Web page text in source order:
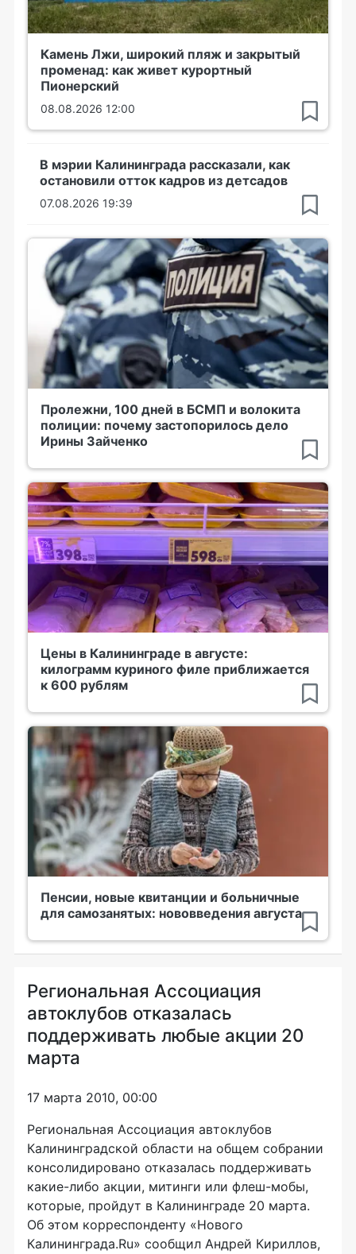
Камень Лжи, широкий пляж и закрытый
променад: как живет курортный
Пионерский
08.08.2026 12:00
В мэрии Калининграда рассказали, как
остановили отток кадров из детсадов
07.08.2026 19:39
Пролежни, 100 дней в БСМП и волокита
полиции: почему застопорилось дело
Ирины Зайченко
Цены в Калининграде в августе:
килограмм куриного филе приближается
к 600 рублям
Пенсии, новые квитанции и больничные
для самозанятых: нововведения августа
Региональная Ассоциация
автоклубов отказалась
поддерживать любые акции 20
марта
17 марта 2010, 00:00
Региональная Ассоциация автоклубов
Калининградской области на общем собрании
консолидировано отказалась поддерживать
какие-либо акции, митинги или флеш-мобы,
которые, пройдут в Калининграде 20 марта.
Об этом корреспонденту «Нового
Калининграда.Ru» сообщил Андрей Кириллов,